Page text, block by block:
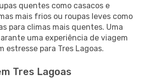
quentes como casacos e
mais frios ou roupas leves como
para climas mais quentes. Uma
uma experiência de viagem
estresse para Tres Lagoas.
Tres Lagoas